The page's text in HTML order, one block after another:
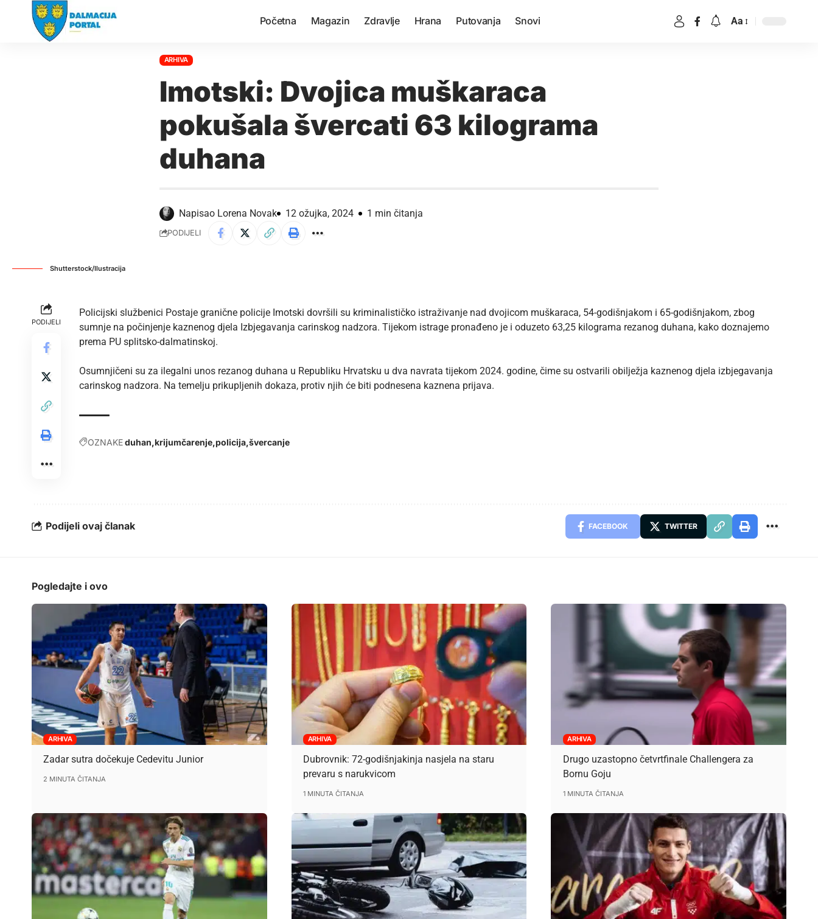
Početna Magazin Zdravlje Hrana Putovanja Snovi Aa
ARHIVA
Imotski: Dvojica muškaraca
pokušala švercati 63 kilograma
duhana
Napisao Lorena Novak 12 ožujka, 2024 1 min čitanja
PODIJELI
Shutterstock/Ilustracija
PODIJELI
Policijski službenici Postaje granične policije Imotski dovršili su kriminalističko istraživanje nad dvojicom muškaraca, 54-godišnjakom i 65-godišnjakom, zbog
sumnje na počinjenje kaznenog djela Izbjegavanja carinskog nadzora. Tijekom istrage pronađeno je i oduzeto 63,25 kilograma rezanog duhana, kako doznajemo
prema PU splitsko-dalmatinskoj.
Osumnjičeni su za ilegalni unos rezanog duhana u Republiku Hrvatsku u dva navrata tijekom 2024. godine, čime su ostvarili obilježja kaznenog djela izbjegavanja
carinskog nadzora. Na temelju prikupljenih dokaza, protiv njih će biti podnesena kaznena prijava.
OZNAKEduhan krijumčarenje policija švercanje
Podijeli ovaj članak FACEBOOK TWITTER
Pogledajte i ovo
ARHIVA
Zadar sutra dočekuje Cedevitu Junior
2 MINUTA ČITANJA
ARHIVA
Dubrovnik: 72-godišnjakinja nasjela na staru
prevaru s narukvicom
1 MINUTA ČITANJA
ARHIVA
Drugo uzastopno četvrtfinale Challengera za
Bornu Goju
1 MINUTA ČITANJA